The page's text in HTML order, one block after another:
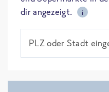
dir angezeigt.
i
PLZ oder Stadt